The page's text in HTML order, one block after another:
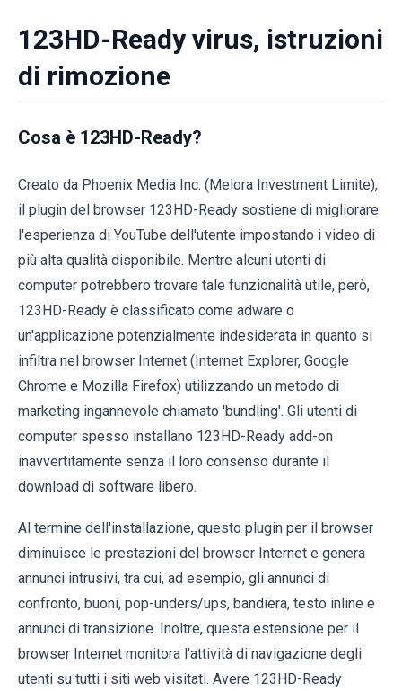
123HD-Ready virus, istruzioni
di rimozione
Cosa è 123HD-Ready?
Creato da Phoenix Media Inc. (Melora Investment Limite),
il plugin del browser 123HD-Ready sostiene di migliorare
l'esperienza di YouTube dell'utente impostando i video di
più alta qualità disponibile. Mentre alcuni utenti di
computer potrebbero trovare tale funzionalità utile, però,
123HD-Ready è classificato come adware o
un'applicazione potenzialmente indesiderata in quanto si
infiltra nel browser Internet (Internet Explorer, Google
Chrome e Mozilla Firefox) utilizzando un metodo di
marketing ingannevole chiamato 'bundling'. Gli utenti di
computer spesso installano 123HD-Ready add-on
inavvertitamente senza il loro consenso durante il
download di software libero.
Al termine dell'installazione, questo plugin per il browser
diminuisce le prestazioni del browser Internet e genera
annunci intrusivi, tra cui, ad esempio, gli annunci di
confronto, buoni, pop-unders/ups, bandiera, testo inline e
annunci di transizione. Inoltre, questa estensione per il
browser Internet monitora l'attività di navigazione degli
utenti su tutti i siti web visitati. Avere 123HD-Ready